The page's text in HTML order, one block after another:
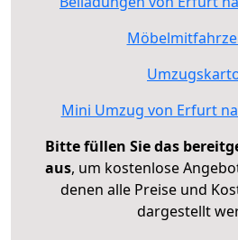
Mini Umzug von Erfurt
Bitte füllen Sie das
aus, um kostenlose
denen alle Preise und
dargestellt